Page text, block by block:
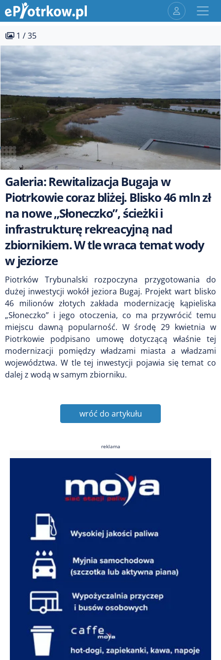
1 / 35
Galeria: Rewitalizacja Bugaja w
Piotrkowie coraz bliżej. Blisko 46 mln zł
na nowe „Słoneczko”, ścieżki i
infrastrukturę rekreacyjną nad
zbiornikiem. W tle wraca temat wody
w jeziorze
Piotrków Trybunalski rozpoczyna przygotowania do
dużej inwestycji wokół jeziora Bugaj. Projekt wart blisko
46 milionów złotych zakłada modernizację kąpieliska
„Słoneczko” i jego otoczenia, co ma przywrócić temu
miejscu dawną popularność. W środę 29 kwietnia w
Piotrkowie podpisano umowę dotyczącą właśnie tej
modernizacji pomiędzy władzami miasta a władzami
województwa. W tle tej inwestycji pojawia się temat co
dalej z wodą w samym zbiorniku.
wróć do artykułu
reklama